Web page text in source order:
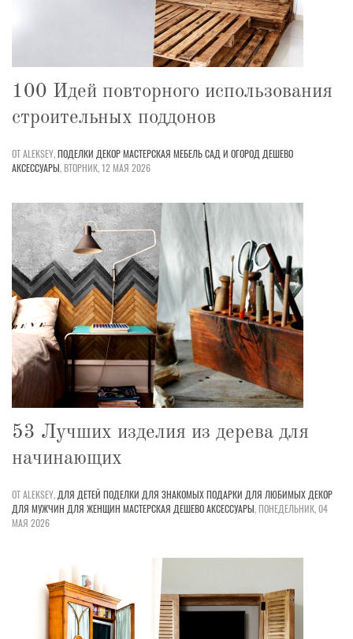
100 Идей повторного использования
строительных поддонов
ОТ ALEKSEY,ПОДЕЛКИ ДЕКОРМАСТЕРСКАЯ МЕБЕЛЬСАД И ОГОРОД ДЕШЕВО
АКСЕССУАРЫ,ВТОРНИК, 12 МАЯ 2026
53 Лучших изделия из дерева для
начинающих
ОТ ALEKSEY, ДЛЯ ДЕТЕЙ ПОДЕЛКИ ДЛЯ ЗНАКОМЫХПОДАРКИ ДЛЯ ЛЮБИМЫХ ДЕКОР
ДЛЯ МУЖЧИН ДЛЯ ЖЕНЩИН МАСТЕРСКАЯ ДЕШЕВОАКСЕССУАРЫ,ПОНЕДЕЛЬНИК, 04
МАЯ 2026